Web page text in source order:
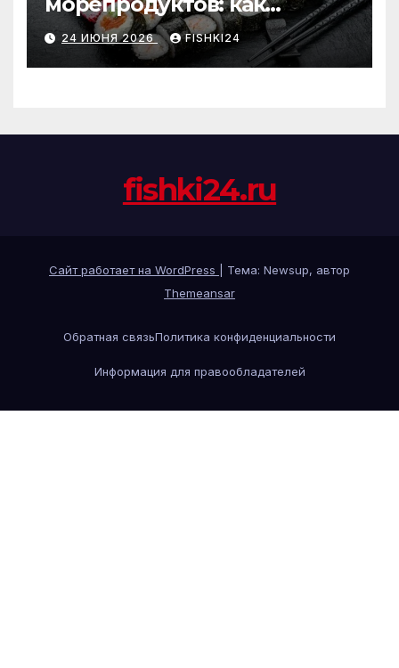
отличить премиальные
роллы от масс-маркета
24 ИЮНЯ 2026 FISHKI24
fishki24.ru
Сайт работает на WordPress
Тема: Newsup, автор
Themeansar
Обратная связьПолитика конфиденциальности
Информация для правообладателей